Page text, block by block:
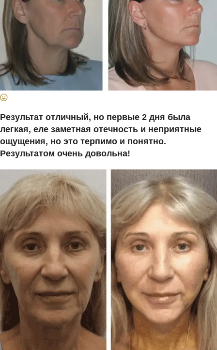
Результат отличный, но первые 2 дня была
легкая, еле заметная отечность и неприятные
ощущения, но это терпимо и понятно.
Результатом очень довольна!